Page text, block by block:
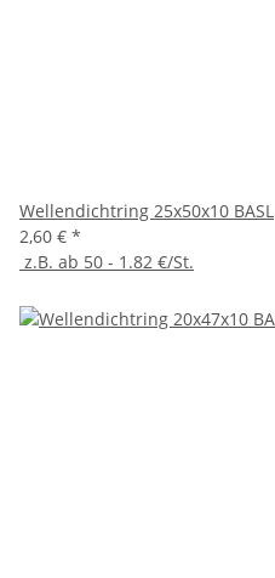
Wellendichtring 25x50x10 BASL
2,60 € *
z.B. ab 50 - 1.82 €/St.